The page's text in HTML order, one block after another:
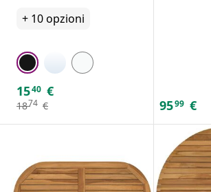
+ 10opzioni
1540 €
1874 € 9599 €